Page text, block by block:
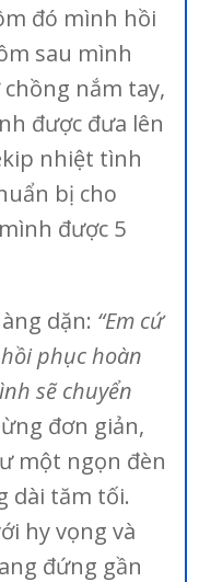
đó mình hồi
sau mình
nắm tay,
được đưa lên
nhiệt tình
bị cho
được 5
dặn: “Em cứ
phục hoàn
sẽ chuyển
đơn giản,
một ngọn đèn
dài tăm tối.
hy vọng và
đứng gần